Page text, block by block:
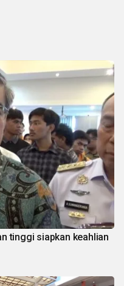
tinggi siapkan keahlian